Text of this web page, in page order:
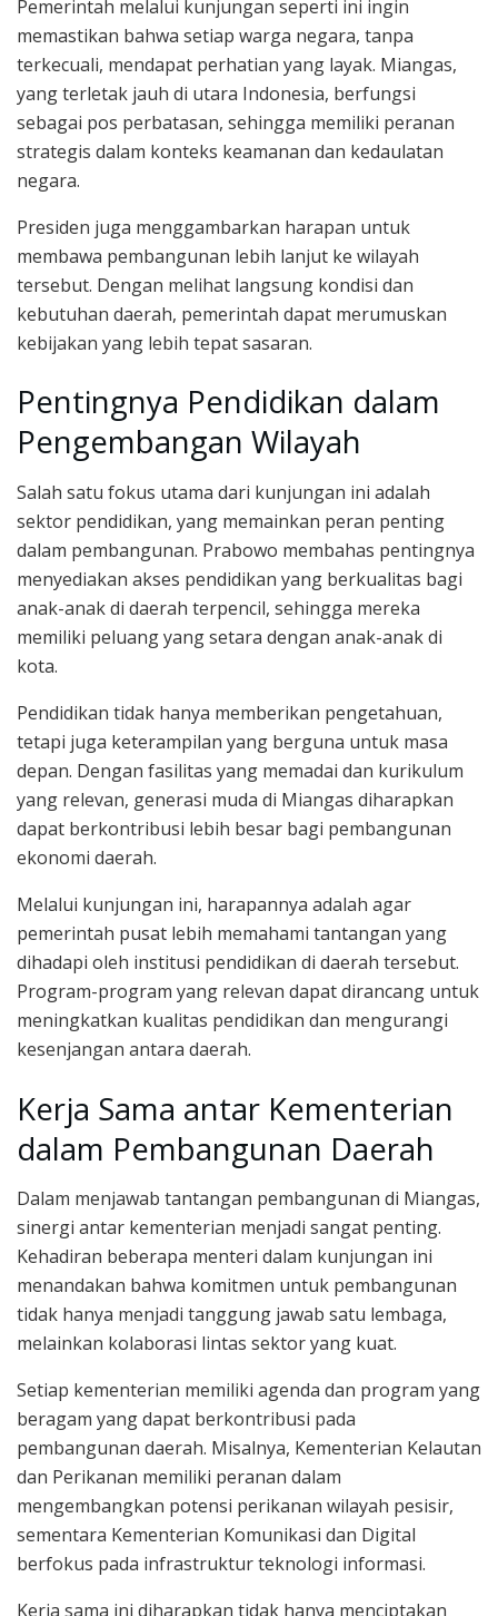
Pemerintah melalui kunjungan seperti ini ingin
memastikan bahwa setiap warga negara, tanpa
terkecuali, mendapat perhatian yang layak. Miangas,
yang terletak jauh di utara Indonesia, berfungsi
sebagai pos perbatasan, sehingga memiliki peranan
strategis dalam konteks keamanan dan kedaulatan
negara.
Presiden juga menggambarkan harapan untuk
membawa pembangunan lebih lanjut ke wilayah
tersebut. Dengan melihat langsung kondisi dan
kebutuhan daerah, pemerintah dapat merumuskan
kebijakan yang lebih tepat sasaran.
Pentingnya Pendidikan dalam
Pengembangan Wilayah
Salah satu fokus utama dari kunjungan ini adalah
sektor pendidikan, yang memainkan peran penting
dalam pembangunan. Prabowo membahas pentingnya
menyediakan akses pendidikan yang berkualitas bagi
anak-anak di daerah terpencil, sehingga mereka
memiliki peluang yang setara dengan anak-anak di
kota.
Pendidikan tidak hanya memberikan pengetahuan,
tetapi juga keterampilan yang berguna untuk masa
depan. Dengan fasilitas yang memadai dan kurikulum
yang relevan, generasi muda di Miangas diharapkan
dapat berkontribusi lebih besar bagi pembangunan
ekonomi daerah.
Melalui kunjungan ini, harapannya adalah agar
pemerintah pusat lebih memahami tantangan yang
dihadapi oleh institusi pendidikan di daerah tersebut.
Program-program yang relevan dapat dirancang untuk
meningkatkan kualitas pendidikan dan mengurangi
kesenjangan antara daerah.
Kerja Sama antar Kementerian
dalam Pembangunan Daerah
Dalam menjawab tantangan pembangunan di Miangas,
sinergi antar kementerian menjadi sangat penting.
Kehadiran beberapa menteri dalam kunjungan ini
menandakan bahwa komitmen untuk pembangunan
tidak hanya menjadi tanggung jawab satu lembaga,
melainkan kolaborasi lintas sektor yang kuat.
Setiap kementerian memiliki agenda dan program yang
beragam yang dapat berkontribusi pada
pembangunan daerah. Misalnya, Kementerian Kelautan
dan Perikanan memiliki peranan dalam
mengembangkan potensi perikanan wilayah pesisir,
sementara Kementerian Komunikasi dan Digital
berfokus pada infrastruktur teknologi informasi.
Kerja sama ini diharapkan tidak hanya menciptakan